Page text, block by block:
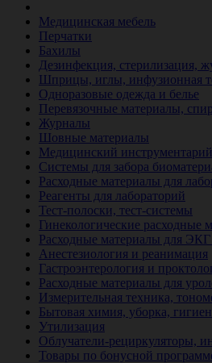
Медицинская мебель
Перчатки
Бахилы
Дезинфекция, стерилизация,
Шприцы, иглы, инфузионная
Одноразовые одежда и белье
Перевязочные материалы,
Журналы
Шовные материалы
Медицинский инструментарий
Системы для забора
Расходные материалы для
Реагенты для лабораторий
Тест-полоски, тест-системы
Гинекологические расходные
Расходные материалы для
Анестезиология и реанимация
Гастроэнтерология и
Расходные материалы для
Измерительная техника,
Бытовая химия, уборка,
Утилизация
Облучатели-рециркуляторы,
Товары по бонусной